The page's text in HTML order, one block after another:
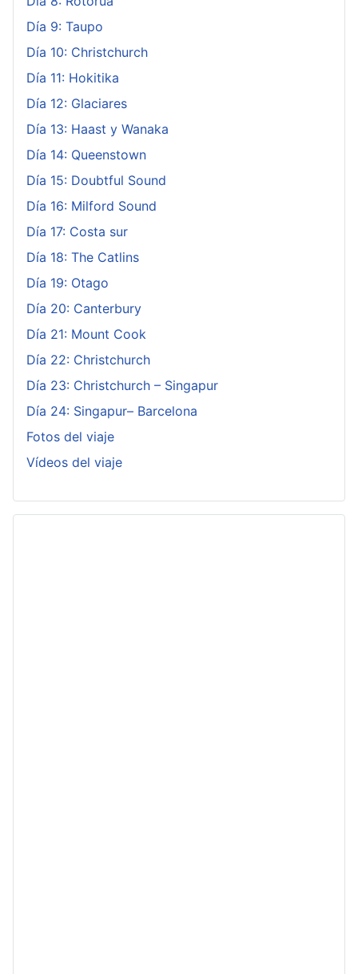
Día 9: Taupo
Día 10: Christchurch
Día 11: Hokitika
Día 12: Glaciares
Día 13: Haast y Wanaka
Día 14: Queenstown
Día 15: Doubtful Sound
Día 16: Milford Sound
Día 17: Costa sur
Día 18: The Catlins
Día 19: Otago
Día 20: Canterbury
Día 21: Mount Cook
Día 22: Christchurch
Día 23: Christchurch – Singapur
Día 24: Singapur– Barcelona
Fotos del viaje
Vídeos del viaje